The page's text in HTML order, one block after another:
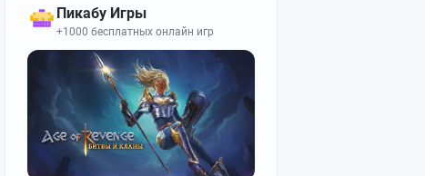
Пикабу Игры
+1000 бесплатных онлайн игр